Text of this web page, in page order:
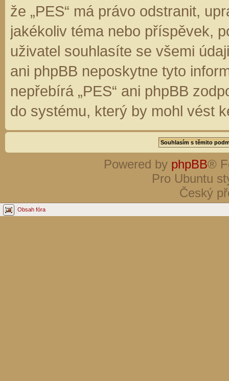
že „PES“ má právo odstranit,
jakékoliv téma nebo příspěvek,
uživatel souhlasíte se všemi
ani phpBB neposkytne tyto
nepřebírá „PES“ ani phpBB
do systému, který by mohl vést
Powered by phpBB®
Pro Ubuntu
Český
Obsah fóra